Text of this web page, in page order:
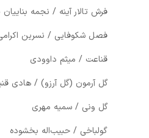
فرش تالار آینه / نجمه
فصل شکوفایی / نسرین
قناعت / میثم داوودی
گل آرمون (گل آرزو) / هادی
گل ونی / سمیه مهری
گولباخی / حبیب‌اله بخشوده